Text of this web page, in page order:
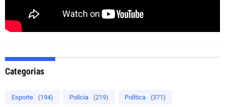
Categorias
Esporte (194) Polícia (219) Política (371)